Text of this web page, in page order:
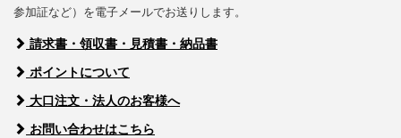
参加証など）を電子メールでお送りします。
請求書・領収書・見積書・納品書
ポイントについて
大口注文・法人のお客様へ
お問い合わせはこちら